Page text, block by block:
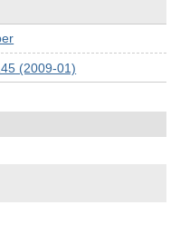
(2009-01)